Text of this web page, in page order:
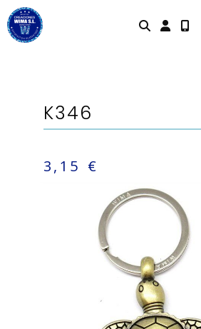
K346
3,15 €